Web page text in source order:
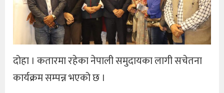
दोहा । कतारमा रहेका नेपाली समुदायका लागी सचेतना
कार्यक्रम सम्पन्न भएको छ ।